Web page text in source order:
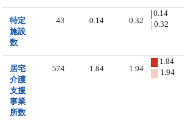
特定
施設
数
43 0.14 0.32
0.14
0.32
居宅
介護
支援
事業
所数
574 1.84 1.94
1.84
1.94